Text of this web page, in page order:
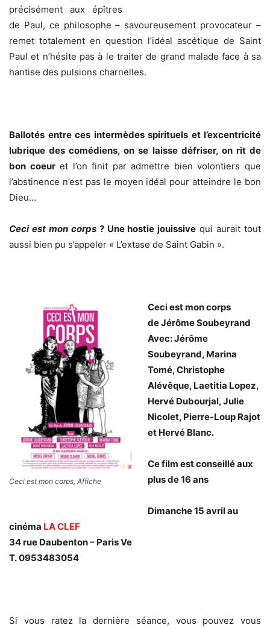
précisément aux épîtres
de Paul, ce philosophe – savoureusement provocateur –
remet totalement en question l’idéal ascétique de Saint
Paul et n’hésite pas à le traiter de grand malade face à sa
hantise des pulsions charnelles.
Ballotés entre ces intermèdes spirituels et l’excentricité
lubrique des comédiens, on se laisse défriser, on rit de
bon coeuret l’on finit par admettre bien volontiers que
l’abstinence n’est pas le moyen idéal pour atteindre le bon
Dieu…
Ceci est mon corps ? Une hostie jouissive qui aurait tout
aussi bien pu s’appeler « L’extase de Saint Gabin ».
Ceci est mon corps, Affiche
Ceci est mon corps
de Jérôme Soubeyrand
Avec: Jérôme
Soubeyrand, Marina
Tomé, Christophe
Alévêque, Laetitia Lopez,
Hervé Dubourjal, Julie
Nicolet, Pierre-Loup Rajot
et Hervé Blanc.
Ce film est conseillé aux
plus de 16 ans
Dimanche 15 avril au
cinéma LA CLEF
34 rue Daubenton – Paris Ve
T.0953483054
Si vous ratez la dernière séance, vous pouvez vous